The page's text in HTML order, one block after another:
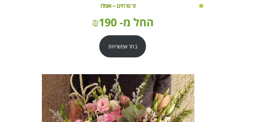
זר פרחים – אוסלו
החל מ- ₪190
בחר אפשרויות